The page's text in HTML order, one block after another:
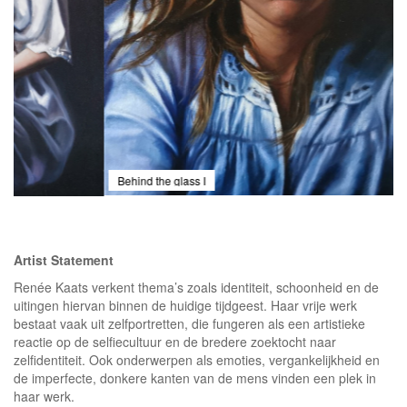
Behind the glass I
Artist Statement
Renée Kaats verkent thema’s zoals identiteit, schoonheid en de
uitingen hiervan binnen de huidige tijdgeest. Haar vrije werk
bestaat vaak uit zelfportretten, die fungeren als een artistieke
reactie op de selfiecultuur en de bredere zoektocht naar
zelfidentiteit. Ook onderwerpen als emoties, vergankelijkheid en
de imperfecte, donkere kanten van de mens vinden een plek in
haar werk.